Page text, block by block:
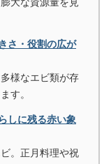
大な資源量を見
さ・役割の広が
様なエビ類が存
す。
しに残る赤い象
。正月料理や祝